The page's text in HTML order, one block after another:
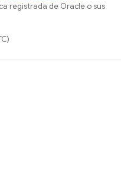
registrada de Oracle o sus